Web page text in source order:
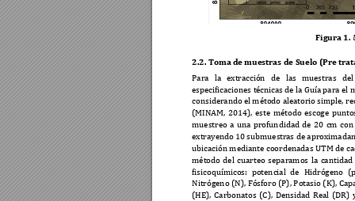
Figura 1.
2.2. Toma de muestras de Suelo (Pre
Para la extracción de las muestras del
especificaciones técnicas de la Guía para el
considerando el método aleatorio simple,
(MINAM, 2014), este método escoge
muestreo a una profundidad de 20 cm con
extrayendo 10 submuestras de
ubicación mediante coordenadas UTM de
método del cuarteo separamos la cantidad
fisicoquímicos: potencial de Hidrógeno (
Nitrógeno (N), Fósforo (P), Potasio (K),
(HE), Carbonatos (C), Densidad Real (DR)